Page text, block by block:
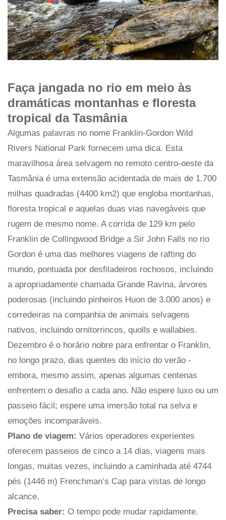
Faça jangada no rio em meio às
dramáticas montanhas e floresta
tropical da Tasmânia
Algumas palavras no nome Franklin-Gordon Wild
Rivers National Park fornecem uma dica. Esta
maravilhosa área selvagem no remoto centro-oeste da
Tasmânia é uma extensão acidentada de mais de 1.700
milhas quadradas (4400 km2) que engloba montanhas,
floresta tropical e aquelas duas vias navegáveis ​​que
rugem de mesmo nome. A corrida de 129 km pelo
Franklin de Collingwood Bridge a Sir John Falls no rio
Gordon é uma das melhores viagens de rafting do
mundo, pontuada por desfiladeiros rochosos, incluindo
a apropriadamente chamada Grande Ravina, árvores
poderosas (incluindo pinheiros Huon de 3.000 anos) e
corredeiras na companhia de animais selvagens
nativos, incluindo ornitorrincos, quolls e wallabies.
Dezembro é o horário nobre para enfrentar o Franklin,
no longo prazo, dias quentes do início do verão -
embora, mesmo assim, apenas algumas centenas
enfrentem o desafio a cada ano. Não espere luxo ou um
passeio fácil; espere uma imersão total na selva e
emoções incomparáveis.
Plano de viagem: Vários operadores experientes
oferecem passeios de cinco a 14 dias, viagens mais
longas, muitas vezes, incluindo a caminhada até 4744
pés (1446 m) Frenchman’s Cap para vistas de longo
alcance.
Precisa saber: O tempo pode mudar rapidamente.